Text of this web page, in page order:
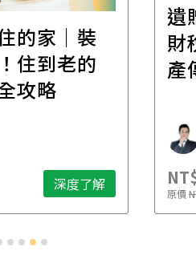
的家｜裝
住到老的
攻略
深度了解
遺
財
產
原價